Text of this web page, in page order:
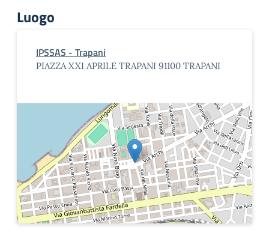
Luogo
IPSSAS - Trapani
PIAZZA XXI APRILE TRAPANI 91100 TRAPANI